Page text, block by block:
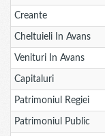
Creante
Cheltuieli In Avans
Venituri In Avans
Capitaluri
Patrimoniul Regiei
Patrimoniul Public